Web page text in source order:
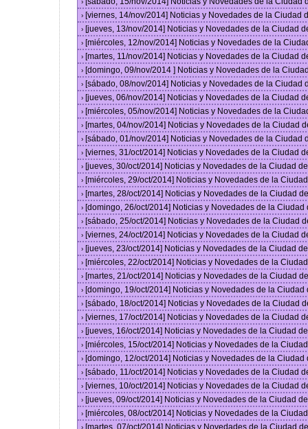
›
› [viernes, 14/nov/2014] Noticias y Novedades de la Ciudad
› [jueves, 13/nov/2014] Noticias y Novedades de la Ciudad
› [miércoles, 12/nov/2014] Noticias y Novedades de la
› [martes, 11/nov/2014] Noticias y Novedades de la Ciudad
› [domingo, 09/nov/2014 ] Noticias y Novedades de la
› [sábado, 08/nov/2014] Noticias y Novedades de la Ciudad
› [jueves, 06/nov/2014] Noticias y Novedades de la Ciudad
› [miércoles, 05/nov/2014] Noticias y Novedades de la
› [martes, 04/nov/2014] Noticias y Novedades de la Ciudad
› [sábado, 01/nov/2014] Noticias y Novedades de la Ciudad
› [viernes, 31/oct/2014] Noticias y Novedades de la Ciudad
› [jueves, 30/oct/2014] Noticias y Novedades de la Ciudad
› [miércoles, 29/oct/2014] Noticias y Novedades de la
› [martes, 28/oct/2014] Noticias y Novedades de la Ciudad
› [domingo, 26/oct/2014] Noticias y Novedades de la
› [sábado, 25/oct/2014] Noticias y Novedades de la Ciudad
› [viernes, 24/oct/2014] Noticias y Novedades de la Ciudad
› [jueves, 23/oct/2014] Noticias y Novedades de la Ciudad
› [miércoles, 22/oct/2014] Noticias y Novedades de la
› [martes, 21/oct/2014] Noticias y Novedades de la Ciudad
› [domingo, 19/oct/2014] Noticias y Novedades de la
› [sábado, 18/oct/2014] Noticias y Novedades de la Ciudad
› [viernes, 17/oct/2014] Noticias y Novedades de la Ciudad
› [jueves, 16/oct/2014] Noticias y Novedades de la Ciudad
› [miércoles, 15/oct/2014] Noticias y Novedades de la
› [domingo, 12/oct/2014] Noticias y Novedades de la
› [sábado, 11/oct/2014] Noticias y Novedades de la Ciudad
› [viernes, 10/oct/2014] Noticias y Novedades de la Ciudad
› [jueves, 09/oct/2014] Noticias y Novedades de la Ciudad
› [miércoles, 08/oct/2014] Noticias y Novedades de la
› [martes, 07/oct/2014] Noticias y Novedades de la Ciudad